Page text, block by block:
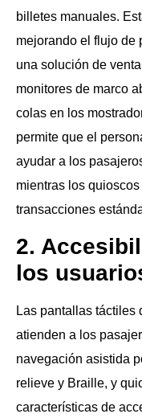
billetes manuales.
mejorando el flujo de
una solución de
monitores de marco
colas en los
permite que el
ayudar a los
mientras los
transacciones
2.
los
Las pantallas táctiles
atienden a los
navegación asistida
relieve y Braille, y
características de